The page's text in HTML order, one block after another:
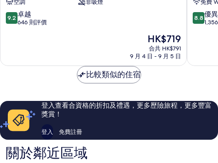
店
Fujikawaguchiko
空調
非吸煙
9.2
分
分)，
則
評
篇
9.2 卓越
646 則評價
現
售
HK$719
HK$719
合共 HK$791
9 月 4 日 - 9 月 5 日
湖
大
橋
免費
8.8
分
分)，
則
評
8.8 優異
比較類似的住宿
登入查看合資格的折扣及禮遇，更多歷險旅程，更多豐富
獎賞！
登入 免費註冊
關於鄰近區域